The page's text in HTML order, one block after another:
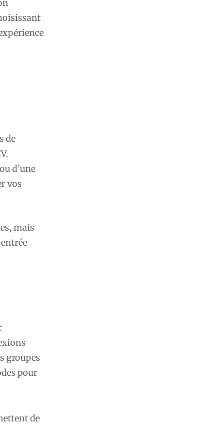
de
d’une
vos
mais
groupes
pour
de